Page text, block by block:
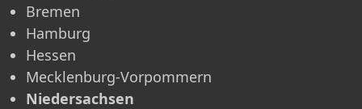
Bremen
Hamburg
Hessen
Mecklenburg-Vorpommern
Niedersachsen